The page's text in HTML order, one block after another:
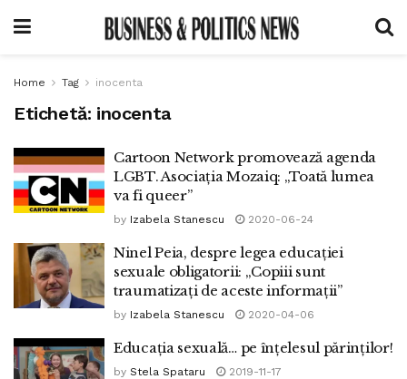
Home Tag inocenta
Etichetă: inocenta
Cartoon Network promovează agenda
LGBT. Asociația Mozaiq: „Toată lumea
va fi queer”
by Izabela Stanescu 2020-06-24
Ninel Peia, despre legea educației
sexuale obligatorii: „Copiii sunt
traumatizați de aceste informații”
by Izabela Stanescu 2020-04-06
Educația sexuală… pe înțelesul părinților!
by Stela Spataru 2019-11-17